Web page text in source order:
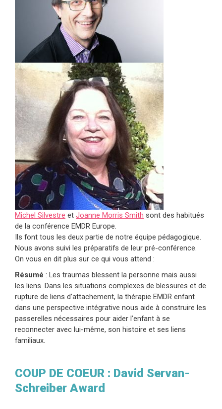
Michel Silvestre et Joanne Morris Smith sont des habitués
de la conférence EMDR Europe.
Ils font tous les deux partie de notre équipe pédagogique.
Nous avons suivi les préparatifs de leur pré-conférence.
On vous en dit plus sur ce qui vous attend :
Résumé : Les traumas blessent la personne mais aussi
les liens. Dans les situations complexes de blessures et de
rupture de liens d’attachement, la thérapie EMDR enfant
dans une perspective intégrative nous aide à construire les
passerelles nécessaires pour aider l’enfant à se
reconnecter avec lui-même, son histoire et ses liens
familiaux.
COUP DE COEUR : David Servan-
Schreiber Award